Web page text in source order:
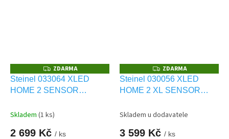
Z
D
A
R
ZDARMA
Steinel 033064 XLED
HOME 2 SENSOR
Skladem (1 ks)
2 699 Kč / ks
Z
D
A
ZDARMA
Steinel 030056 XLED
HOME 2 XL SENSOR
Skladem u dodavatele
3 599 Kč / ks